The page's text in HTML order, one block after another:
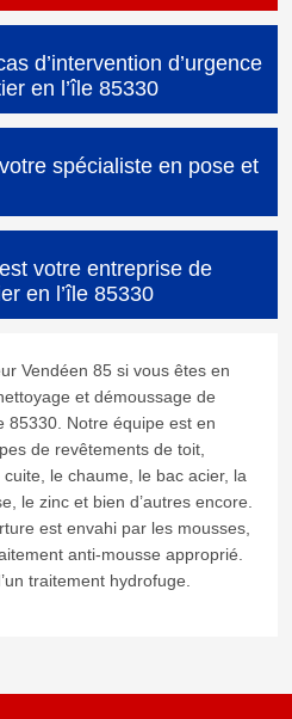
d’intervention d’urgence
en l’île 85330
spécialiste en pose et
votre entreprise de
en l’île 85330
Vendéen 85 si vous êtes en
et démoussage de
85330. Notre équipe est en
de revêtements de toit,
le chaume, le bac acier, la
le zinc et bien d’autres encore.
est envahi par les mousses,
anti-mousse approprié.
traitement hydrofuge.